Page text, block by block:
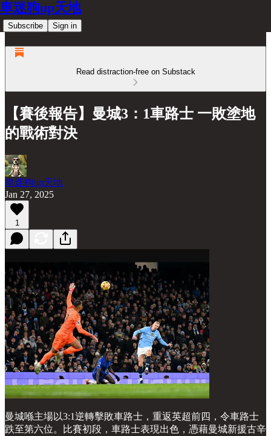
車迷狗up天地
Subscribe Sign in
Read distraction-free on Substack
【賽後報告】曼城3：1車路士 一敗塗地
的戰術對決
車迷狗up天地
Jan 27, 2025
1
曼城喺主場以3:1逆轉擊敗車路士，重返英超前四，令車路士
跌至第六位。比賽初段，車路士表現出色，憑藉曼城新援古辛